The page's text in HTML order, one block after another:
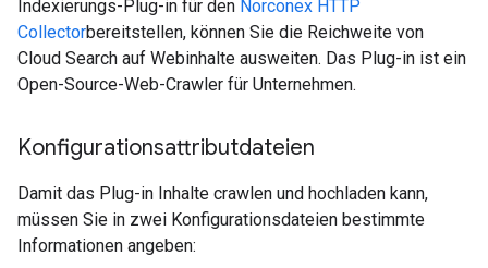
Indexierungs-Plug-in für den Norconex HTTP
Collectorbereitstellen, können Sie die Reichweite von
Cloud Search auf Webinhalte ausweiten. Das Plug-in ist ein
Open-Source-Web-Crawler für Unternehmen.
Konfigurationsattributdateien
Damit das Plug-in Inhalte crawlen und hochladen kann,
müssen Sie in zwei Konfigurationsdateien bestimmte
Informationen angeben: